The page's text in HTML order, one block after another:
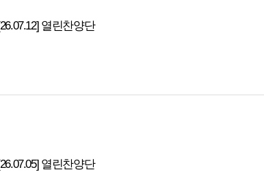
열린찬양단
열린찬양단